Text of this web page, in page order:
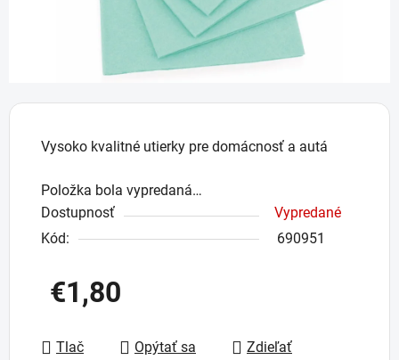
Vysoko kvalitné utierky pre domácnosť a autá
Položka bola vypredaná…
Dostupnosť
Vypredané
Kód:
690951
€1,80
Tlač
Opýtať sa Zdieľať